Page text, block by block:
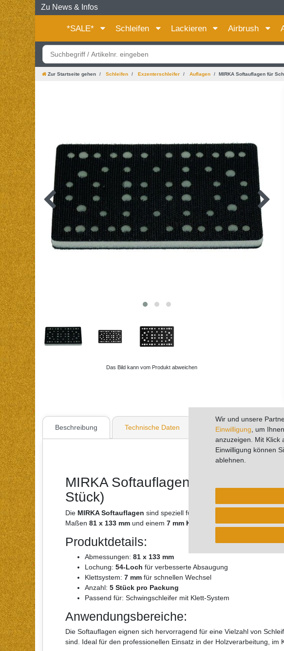
Zu News & Infos
Für
*SALE* Schleifen Lackieren Airbrush
Zur Startseite gehen Schleifen Exzenterschleifer Auflagen MIRKA Softauflagen für
Das Bild kann vom Produkt abweichen
Beschreibung Technische Daten Weitere Details
MIRKA Softauflagen für
Stück)
Die MIRKA Softauflagen sind speziell für
Maßen 81 x 133 mm und einem 7 mm Klettverschlusslassen sich
Produktdetails:
Abmessungen: 81 x 133 mm
Lochung: 54-Loch für verbesserte Absaugung
Klettsystem: 7 mm für schnellen Wechsel
Anzahl: 5 Stück pro Packung
Passend für: Schwingschleifer mit Klett-System
Anwendungsbereiche:
Die Softauflagen eignen sich hervorragend für eine Vielzahl von
sind. Ideal für den professionellen Einsatz in der Holzverarbeitung, im
Wir und unsere
Einwilligung , um
anzuzeigen. Mit Klick
Einwilligung können
ablehnen.